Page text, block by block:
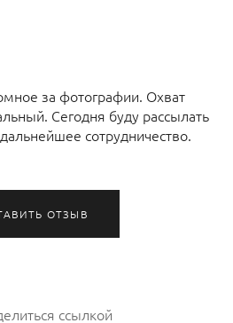
за фотографии. Охват
Сегодня буду рассылать
сотрудничество.
ОТЗЫВ
ссылкой